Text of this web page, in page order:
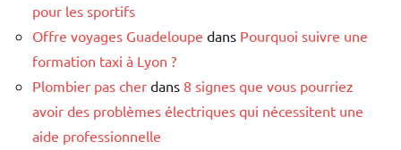
pour les sportifs
Offre voyages Guadeloupe dans Pourquoi suivre une
formation taxi à Lyon ?
Plombier pas cher dans 8 signes que vous pourriez
avoir des problèmes électriques qui nécessitent une
aide professionnelle